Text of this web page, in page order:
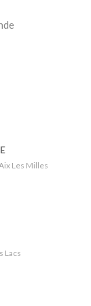
Les Milles
Lacs